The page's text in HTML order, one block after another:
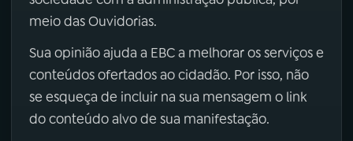
meio das Ouvidorias.
Sua opinião ajuda a EBC a melhorar os serviços e
conteúdos ofertados ao cidadão. Por isso, não
se esqueça de incluir na sua mensagem o link
do conteúdo alvo de sua manifestação.